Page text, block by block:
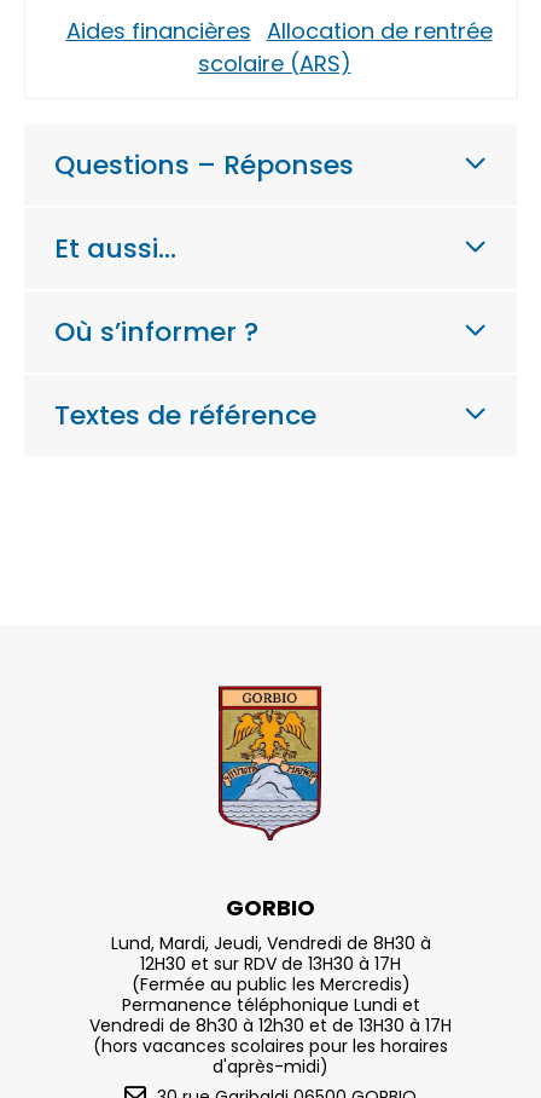
Aides financières Allocation de rentrée
scolaire (ARS)
Questions – Réponses
Et aussi…
Où s’informer ?
Textes de référence
GORBIO
Lund, Mardi, Jeudi, Vendredi de 8H30 à
12H30 et sur RDV de 13H30 à 17H
(Fermée au public les Mercredis)
Permanence téléphonique Lundi et
Vendredi de 8h30 à 12h30 et de 13H30 à 17H
(hors vacances scolaires pour les horaires
d'après-midi)